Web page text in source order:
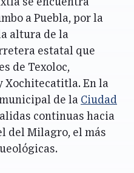
se encuentra
a Puebla, por la
altura de la
estatal que
de Texoloc,
Xochitecatitla. En la
de la Ciudad
continuas hacia
del Milagro, el más